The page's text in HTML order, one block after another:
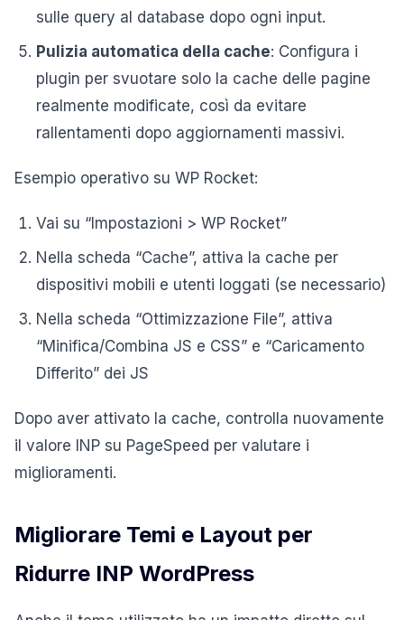
sulle query al database dopo ogni input.
Pulizia automatica della cache: Configura i
plugin per svuotare solo la cache delle pagine
realmente modificate, così da evitare
rallentamenti dopo aggiornamenti massivi.
Esempio operativo su WP Rocket:
Vai su “Impostazioni > WP Rocket”
Nella scheda “Cache”, attiva la cache per
dispositivi mobili e utenti loggati (se necessario)
Nella scheda “Ottimizzazione File”, attiva
“Minifica/Combina JS e CSS” e “Caricamento
Differito” dei JS
Dopo aver attivato la cache, controlla nuovamente
il valore INP su PageSpeed per valutare i
miglioramenti.
Migliorare Temi e Layout per
Ridurre INP WordPress